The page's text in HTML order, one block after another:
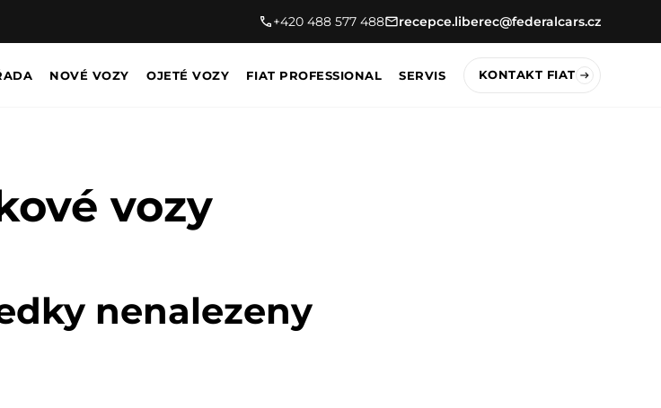
+420 488 577 488 recepce.liberec@federalcars.cz
NOVÉ VOZY OJETÉ VOZY FIAT PROFESSIONAL SERVIS KONTAKT FIAT
vozy
nenalezeny